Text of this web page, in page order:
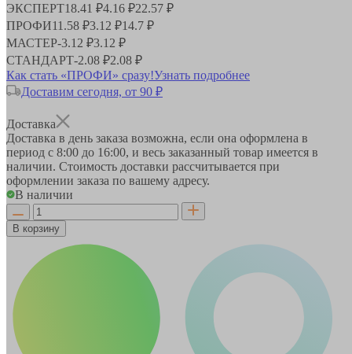
ЭКСПЕРТ18.41 ₽4.16 ₽22.57 ₽
ПРОФИ11.58 ₽3.12 ₽14.7 ₽
МАСТЕР-3.12 ₽3.12 ₽
СТАНДАРТ-2.08 ₽2.08 ₽
Как стать «ПРОФИ» сразу!Узнать подробнее
Доставим сегодня, от 90 ₽
Доставка
Доставка в день заказа возможна, если она оформлена в
период с 8:00 до 16:00, и весь заказанный товар имеется в
наличии. Стоимость доставки рассчитывается при
оформлении заказа по вашему адресу.
В наличии
В корзину